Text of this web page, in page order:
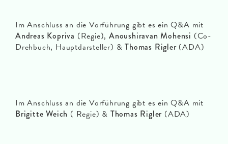
Im Anschluss an die Vorführung gibt es ein Q&A mit
Andreas Kopriva (Regie), Anoushiravan Mohensi (Co-
Drehbuch, Hauptdarsteller) &Thomas Rigler(ADA)
Im Anschluss an die Vorführung gibt es ein Q&A mit
Brigitte Weich ( Regie) & Thomas Rigler (ADA)